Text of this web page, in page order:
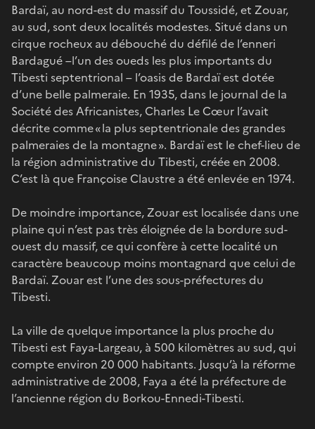
Bardaï, au nord-est du massif du Toussidé, et Zouar,
au sud, sont deux localités modestes. Situé dans un
cirque rocheux au débouché du défilé de l’enneri
Bardagué –l’un des oueds les plus importants du
Tibesti septentrional – l’oasis de Bardaï est dotée
d’une belle palmeraie. En 1935, dans le journal de la
Société des Africanistes, Charles Le Cœur l’avait
décrite comme « la plus septentrionale des grandes
palmeraies de la montagne ». Bardaï est le chef-lieu de
la région administrative du Tibesti, créée en 2008.
C’est là que Françoise Claustre a été enlevée en 1974.
De moindre importance, Zouar est localisée dans une
plaine qui n’est pas très éloignée de la bordure sud-
ouest du massif, ce qui confère à cette localité un
caractère beaucoup moins montagnard que celui de
Bardaï. Zouar est l’une des sous-préfectures du
Tibesti.
La ville de quelque importance la plus proche du
Tibesti est Faya-Largeau, à 500 kilomètres au sud, qui
compte environ 20 000 habitants. Jusqu’à la réforme
administrative de 2008, Faya a été la préfecture de
l’ancienne région du Borkou-Ennedi-Tibesti.